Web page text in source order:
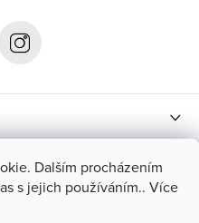
Dalším procházením
s jejich používáním.. Více